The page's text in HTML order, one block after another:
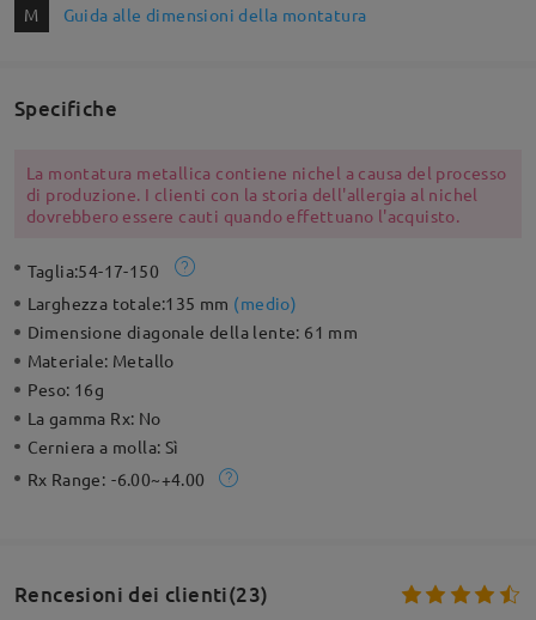
M Guida alle dimensioni della montatura
Specifiche
La montatura metallica contiene nichel a causa del processo
di produzione. I clienti con la storia dell'allergia al nichel
dovrebbero essere cauti quando effettuano l'acquisto.
Taglia:54-17-150
Larghezza totale:135 mm (medio)
Dimensione diagonale della lente: 61 mm
Materiale: Metallo
Peso: 16g
La gamma Rx: No
Cerniera a molla: Sì
Rx Range: -6.00~+4.00
Rencesioni dei clienti(23)